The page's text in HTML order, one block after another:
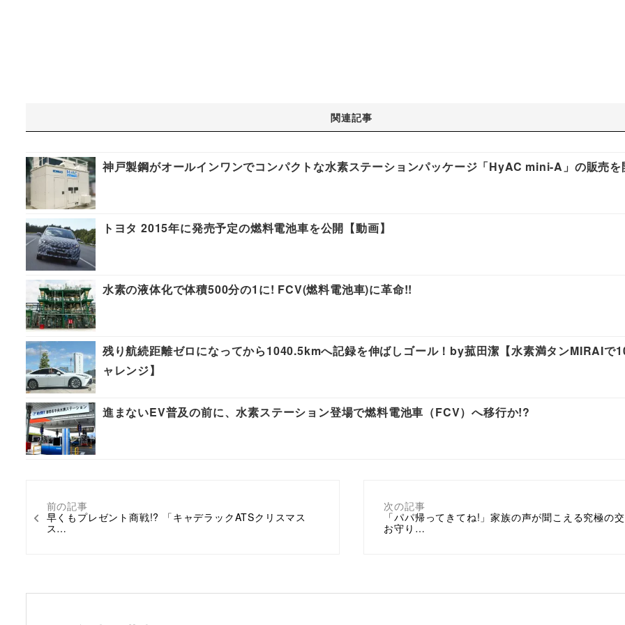
前の記事
早くもプレゼント商戦!? 「キャデラックATSクリスマス
ス…
次の記事
「パパ帰ってきてね!」家族の声が聞こえる究極の
お守り…
関連記事
神戸製鋼がオールインワンでコンパクトな水素ステーションパッケージ「HyAC mini-A」の販売を
トヨタ 2015年に発売予定の燃料電池車を公開【動画】
水素の液体化で体積500分の1に! FCV(燃料電池車)に革命!!
残り航続距離ゼロになってから1040.5kmへ記録を伸ばしゴール！by菰田潔【水素満タンMIRAIで
ャレンジ】
進まないEV普及の前に、水素ステーション登場で燃料電池車（FCV）へ移行か!?